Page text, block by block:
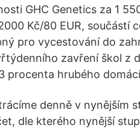
GHC Genetics za 1
Kč/80 EUR,
pro vycestování do
zavření škol z
procenta hrubého
denně v nynějším
dle kterého nynější